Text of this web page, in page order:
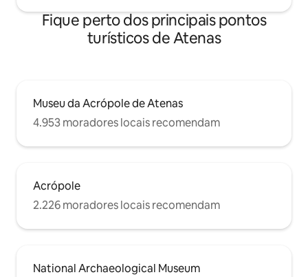
Fique perto dos principais pontos
turísticos de Atenas
Museu da Acrópole de Atenas
4.953 moradores locais recomendam
Acrópole
2.226 moradores locais recomendam
National Archaeological Museum